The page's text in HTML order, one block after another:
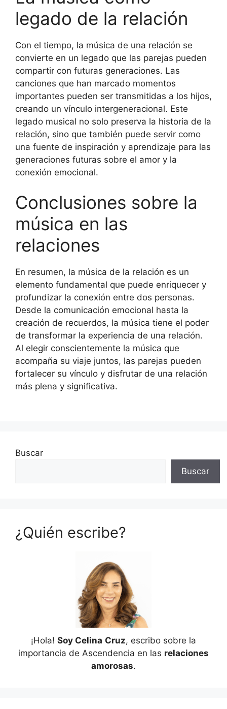
legado de la relación
Con el tiempo, la música de una relación se
convierte en un legado que las parejas pueden
compartir con futuras generaciones. Las
canciones que han marcado momentos
importantes pueden ser transmitidas a los hijos,
creando un vínculo intergeneracional. Este
legado musical no solo preserva la historia de la
relación, sino que también puede servir como
una fuente de inspiración y aprendizaje para las
generaciones futuras sobre el amor y la
conexión emocional.
Conclusiones sobre la
música en las
relaciones
En resumen, la música de la relación es un
elemento fundamental que puede enriquecer y
profundizar la conexión entre dos personas.
Desde la comunicación emocional hasta la
creación de recuerdos, la música tiene el poder
de transformar la experiencia de una relación.
Al elegir conscientemente la música que
acompaña su viaje juntos, las parejas pueden
fortalecer su vínculo y disfrutar de una relación
más plena y significativa.
Buscar
Buscar
¿Quién escribe?
¡Hola! Soy Celina Cruz, escribo sobre la
importancia de Ascendencia en las relaciones
amorosas.